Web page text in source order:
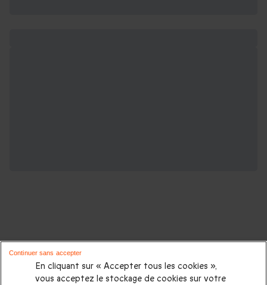
D'autres activités pour les amateurs
d'adrénaline :
En cliquant sur « Accepter tous les cookies »,
vous acceptez le stockage de cookies sur votre
Continuer sans accepter